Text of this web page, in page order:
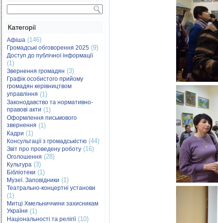
Категорії
Афіша (146)
Громадські обговорення 2025 (9)
Доступ до публічної інформації
(1)
Звернення громадян (3)
Графік особистого прийому
громадян керівництвом
управління (1)
Законодавство та нормативно-
правові акти (1)
Оформлення письмового
звернення (1)
Кадри (1)
Консультації з громадськістю (44)
Звіт про проведену роботу (16)
Оголошення (28)
Культура (3)
Бібліотеки (1)
Музеї. Заповідники (1)
Театрально-концертні установи
(1)
Митці Хмельниччини захисникам
України (1)
Національності та релігії(10)